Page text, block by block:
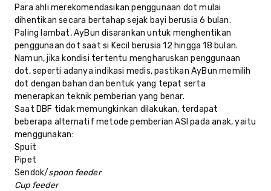
Para ahli merekomendasikan penggunaan dot mulai
dihentikan secara bertahap sejak bayi berusia 6 bulan.
Paling lambat, AyBun disarankan untuk menghentikan
penggunaan dot saat si Kecil berusia 12 hingga 18 bulan.
Namun, jika kondisi tertentu mengharuskan penggunaan
dot, seperti adanya indikasi medis, pastikan AyBun memilih
dot dengan bahan dan bentuk yang tepat serta
menerapkan teknik pemberian yang benar.
Saat DBF tidak memungkinkan dilakukan, terdapat
beberapa alternatif metode pemberian ASIpada anak, yaitu
menggunakan:
Spuit
Pipet
Sendok/spoon feeder
Cup feeder